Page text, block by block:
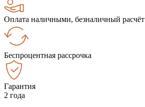
Оплата наличными, безналичный расчёт
Беспроцентная рассрочка
Гарантия
2 года